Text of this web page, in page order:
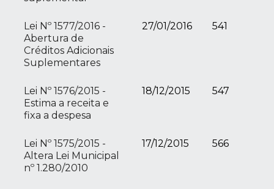
Lei Nº 1577/2016 -
Abertura de
Créditos Adicionais
Suplementares
27/01/2016 541
Lei Nº 1576/2015 -
Estima a receita e
fixa a despesa
18/12/2015 547
Lei Nº 1575/2015 -
Altera Lei Municipal
nº 1.280/2010
17/12/2015 566